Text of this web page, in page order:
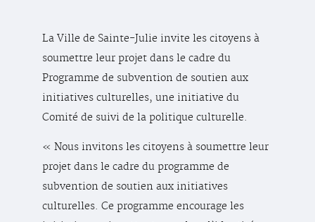
La Ville de Sainte-Julie invite les citoyens à
soumettre leur projet dans le cadre du
Programme de subvention de soutien aux
initiatives culturelles, une initiative du
Comité de suivi de la politique culturelle.
« Nous invitons les citoyens à soumettre leur
projet dans le cadre du programme de
subvention de soutien aux initiatives
culturelles. Ce programme encourage les